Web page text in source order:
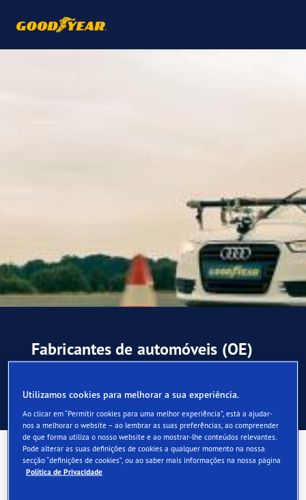
Fabricantes de automóveis (OE)
O que significam as marcações OE no pneu?
O que significam as
marcações OE no pneu?
Utilizamos cookies para melhorar a sua experiência.
Ao clicar em “Permitir cookies para uma melhor experiência”, está a ajudar-
nos a melhorar o website – ao lembrar as suas preferências, ao compreender
de que forma utiliza o nosso website e ao mostrar-lhe conteúdos relevantes.
Pode alterar as suas definições de cookies a qualquer momento na nossa
secção “definições de cookies”, ou ao saber mais informações na nossa página
Política de Privacidade